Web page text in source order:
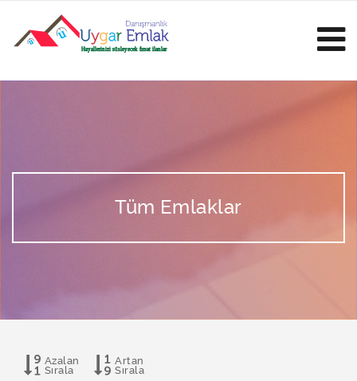
Tüm Emlaklar
Azalan
Sırala
Artan
Sırala